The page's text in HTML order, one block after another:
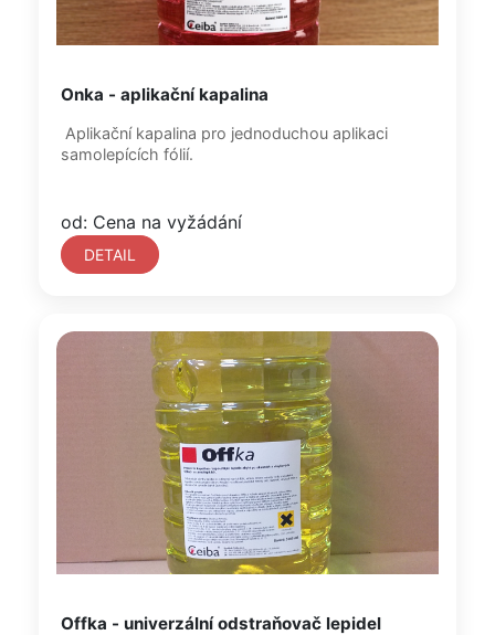
Onka - aplikační kapalina
Aplikační kapalina pro jednoduchou aplikaci
samolepících fólií.
od: Cena na vyžádání
DETAIL
Offka - univerzální odstraňovač lepidel